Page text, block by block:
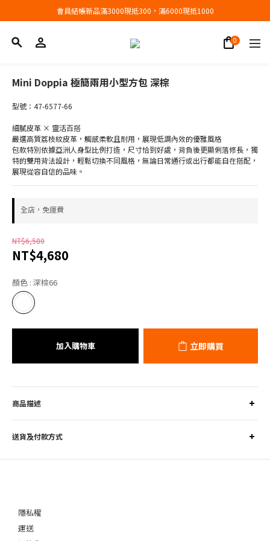
會員結帳新品滿3000現抵300，滿6000現抵1000
會員結帳新品滿3000現抵300，滿6000現抵1000
Mini Doppia 極簡兩用小型方包 深棕
型號：47-6577-66
細膩皮革 × 靈活百搭
嚴選高質荔枝紋皮革，觸感柔軟且耐用，展現低調內效的優雅風格
包款特別依據亞洲人身型比例打造，尺寸恰到好處，背負後更顯俐落修長，獨
特的雙用背法設計，輕鬆切換不同風格，無論日常通行或出行都能自在搭配，
展現從容自信的品味。
全店，免運費
NT$6,580
NT$4,680
顏色 : 深棕66
加入購物車 立即購買
商品描述
送貨及付款方式
隱私權
運送